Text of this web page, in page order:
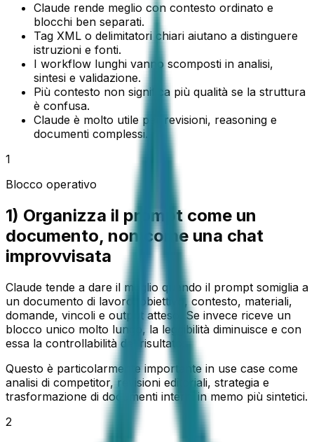
Claude rende meglio con contesto ordinato e
blocchi ben separati.
Tag XML o delimitatori chiari aiutano a distinguere
istruzioni e fonti.
I workflow lunghi vanno scomposti in analisi,
sintesi e validazione.
Più contesto non significa più qualità se la struttura
è confusa.
Claude è molto utile per revisioni, reasoning e
documenti complessi.
1
Blocco operativo
1) Organizza il prompt come un
documento, non come una chat
improvvisata
Claude tende a dare il meglio quando il prompt somiglia a
un documento di lavoro: obiettivo, contesto, materiali,
domande, vincoli e output atteso. Se invece riceve un
blocco unico molto lungo, la leggibilità diminuisce e con
essa la controllabilità del risultato.
Questo è particolarmente importante in use case come
analisi di competitor, revisioni editoriali, strategia e
trasformazione di documenti interni in memo più sintetici.
2